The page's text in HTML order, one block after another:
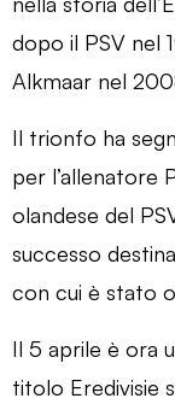
dopo il PSV nel
Alkmaar nel
Il trionfo ha
per l’allenatore
olandese del
successo
con cui è stato
Il 5 aprile è ora
titolo Eredivisie